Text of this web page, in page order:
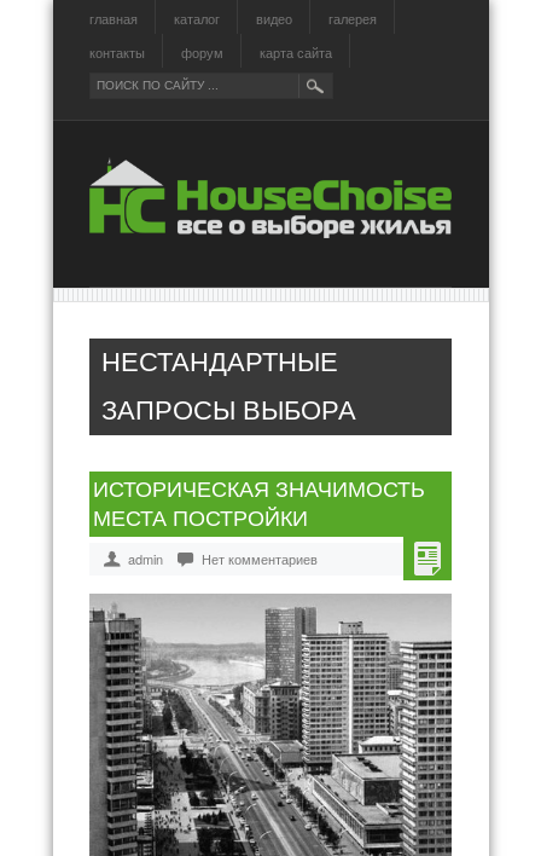
главная каталог видео
галерея
контакты
форум карта сайта
НЕСТАНДАРТНЫЕ
ЗАПРОСЫ ВЫБОРА
ИСТОРИЧЕСКАЯ ЗНАЧИМОСТЬ
МЕСТА ПОСТРОЙКИ
admin Нет комментариев